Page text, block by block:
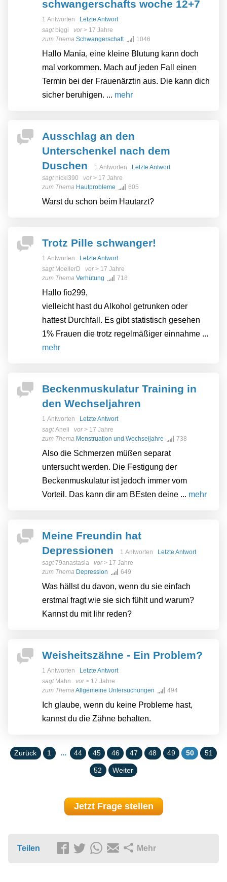
schwangerschafts woche 12+7
1 Antworten
Letzte Antwort
sagt biggi vor> 17 Jahre
zum Thema Schwangerschaft 1046
Hallo Mania, eine kleine Blutung kann doch
mal vorkommen. Mach auf jeden Fall einen
Termin bei der Frauenärztin aus. Die kann dich
sicher beruhigen. ... mehr
Ausschlag an den
Unterschenkel nach dem
Duschen
1 Antworten
Letzte Antwort
sagt nicki390 vor> 17 Jahre
zum Thema Hautprobleme 605
Warst du schon beim Hautarzt?
Trotz Pille schwanger!
1 Antworten
Letzte Antwort
sagt MoellerD vor> 17 Jahre
zum Thema Verhütung 718
Hallo fio299,
vielleicht hast du Alkohol getrunken oder
hattest Durchfall. Es gibt statistisch gesehen
1% Frauen die trotz regelmäßiger einnahme ...
mehr
Beckenmuskulatur Training in
den Wechseljahren
1 Antworten
Letzte Antwort
sagtAneli vor> 17 Jahre
zum Thema Menstruation und Wechseljahre 738
Also die Schmerzen müßen separat
untersucht werden. Die Festigung der
Beckenmuskulatur ist jedoch immer vom
Vorteil. Das kann dir am BEsten deine ... mehr
Meine Freundin hat
Depressionen
1 Antworten
Letzte Antwort
sagt79anastasia vor> 17 Jahre
zum Thema Depression 649
Was hällst du davon, wenn du sie einfach
erstmal fragt wie sie sich fühlt und warum?
Kannst du mit Iihr reden?
Weisheitszähne - Ein Problem?
1 Antworten
Letzte Antwort
sagt Mahn vor> 17 Jahre
zum Thema Allgemeine Untersuchungen 494
Ich glaube, wenn du keine Probleme hast,
kannst du die Zähne behalten.
Zurück 1 ... 44 45 46 47 48 49 50 51
52 Weiter
Jetzt Frage stellen
Teilen Mehr